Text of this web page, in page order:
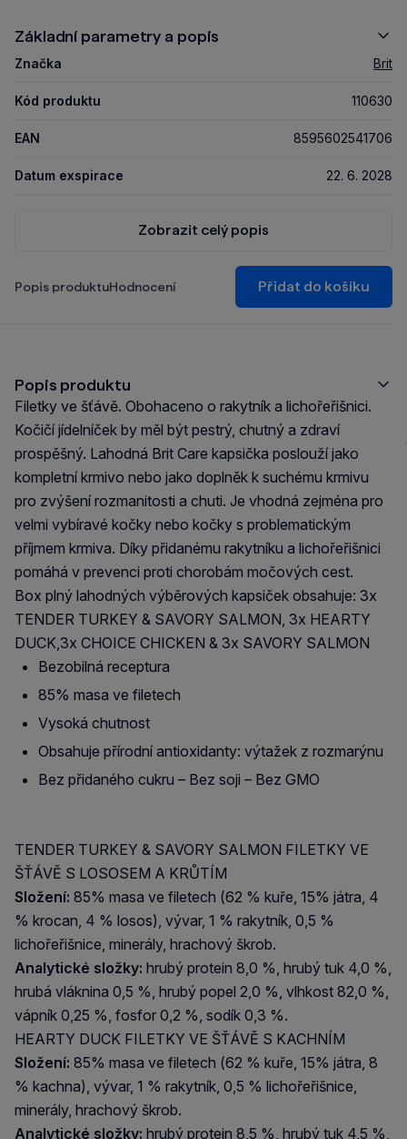
Základní parametry a popis
Značka Brit
Kód produktu 110630
EAN 8595602541706
Datum exspirace 22. 6. 2028
Zobrazit celý popis
Popis produktuHodnocení Přidat do košíku
Popis produktu
Filetky ve šťávě. Obohaceno o rakytník a lichořeřišnici.
Kočičí jídelníček by měl být pestrý, chutný a zdraví
prospěšný. Lahodná Brit Care kapsička poslouží jako
kompletní krmivo nebo jako doplněk k suchému krmivu
pro zvýšení rozmanitosti a chuti. Je vhodná zejména pro
velmi vybíravé kočky nebo kočky s problematickým
příjmem krmiva. Díky přidanému rakytníku a lichořeřišnici
pomáhá v prevenci proti chorobám močových cest.
Box plný lahodných výběrových kapsiček obsahuje: 3x
TENDER TURKEY & SAVORY SALMON, 3x HEARTY
DUCK,3x CHOICE CHICKEN & 3x SAVORY SALMON
Bezobilná receptura
85% masa ve filetech
Vysoká chutnost
Obsahuje přírodní antioxidanty: výtažek z rozmarýnu
Bez přidaného cukru – Bez soji – Bez GMO
TENDER TURKEY & SAVORY SALMON FILETKY VE
ŠŤÁVĚ S LOSOSEM A KRŮTÍM
Složení: 85% masa ve filetech (62 % kuře, 15% játra, 4
% krocan, 4 % losos), vývar, 1 % rakytník, 0,5 %
lichořeřišnice, minerály, hrachový škrob.
Analytické složky: hrubý protein 8,0 %, hrubý tuk 4,0 %,
hrubá vláknina 0,5 %, hrubý popel 2,0 %, vlhkost 82,0 %,
vápník 0,25 %, fosfor 0,2 %, sodík 0,3 %.
HEARTY DUCK FILETKY VE ŠŤÁVĚ S KACHNÍM
Složení: 85% masa ve filetech (62 % kuře, 15% játra, 8
% kachna), vývar, 1 % rakytník, 0,5 % lichořeřišnice,
minerály, hrachový škrob.
Analytické složky: hrubý protein 8,5 %, hrubý tuk 4,5 %,